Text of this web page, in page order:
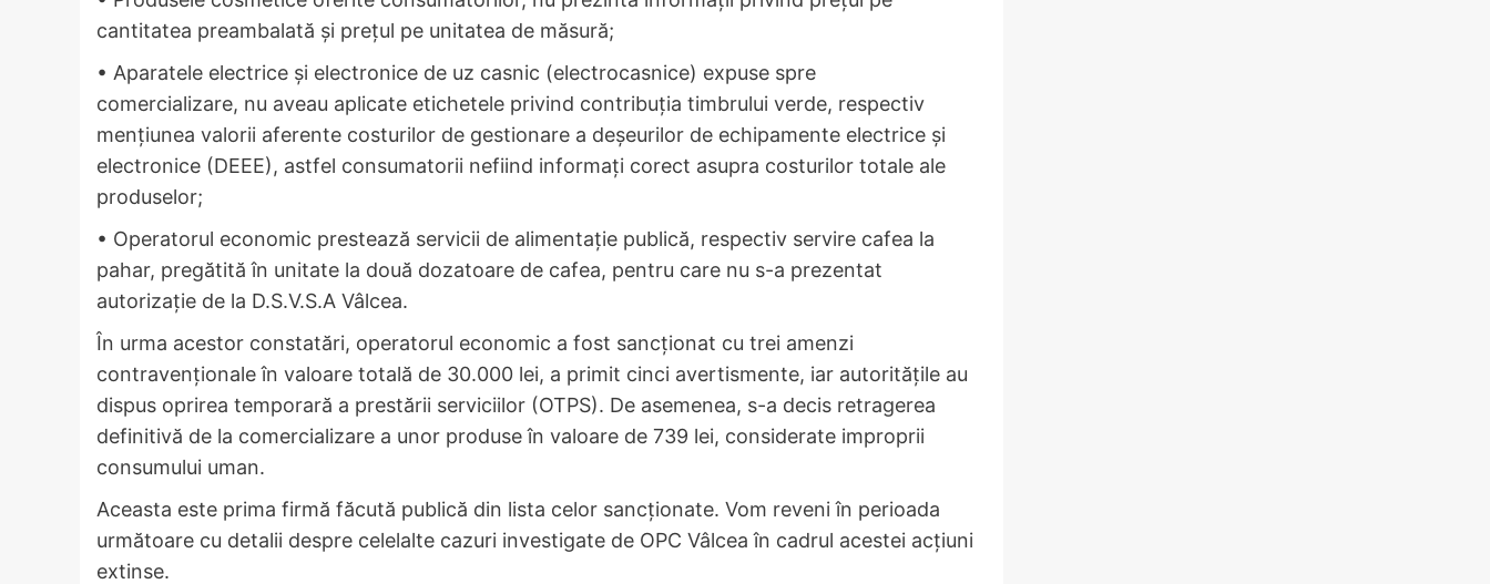
cantitatea preambalată și prețul pe unitatea de măsură;
• Aparatele electrice și electronice de uz casnic (electrocasnice) expuse spre
comercializare, nu aveau aplicate etichetele privind contribuția timbrului verde, respectiv
mențiunea valorii aferente costurilor de gestionare a deșeurilor de echipamente electrice și
electronice (DEEE), astfel consumatorii nefiind informați corect asupra costurilor totale ale
produselor;
• Operatorul economic prestează servicii de alimentație publică, respectiv servire cafea la
pahar, pregătită în unitate la două dozatoare de cafea, pentru care nu s-a prezentat
autorizație de la D.S.V.S.A Vâlcea.
În urma acestor constatări, operatorul economic a fost sancționat cu trei amenzi
contravenționale în valoare totală de 30.000 lei, a primit cinci avertismente, iar autoritățile au
dispus oprirea temporară a prestării serviciilor (OTPS). De asemenea, s-a decis retragerea
definitivă de la comercializare a unor produse în valoare de 739 lei, considerate improprii
consumului uman.
Aceasta este prima firmă făcută publică din lista celor sancționate. Vom reveni în perioada
următoare cu detalii despre celelalte cazuri investigate de OPC Vâlcea în cadrul acestei acțiuni
extinse.